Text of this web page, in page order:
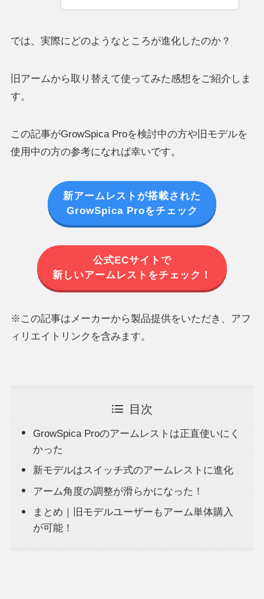
では、実際にどのようなところが進化したのか？
旧アームから取り替えて使ってみた感想をご紹介しま
す。
この記事がGrowSpica Proを検討中の方や旧モデルを
使用中の方の参考になれば幸いです。
新アームレストが搭載された
GrowSpica Proをチェック
公式ECサイトで
新しいアームレストをチェック！
※この記事はメーカーから製品提供をいただき、アフ
ィリエイトリンクを含みます。
目次
GrowSpica Proのアームレストは正直使いにく
かった
新モデルはスイッチ式のアームレストに進化
アーム角度の調整が滑らかになった！
まとめ｜旧モデルユーザーもアーム単体購入
が可能！